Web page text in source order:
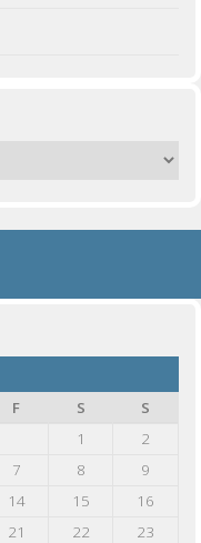
F S
S
1
2
7 8
9
14 15
16
21 22
23